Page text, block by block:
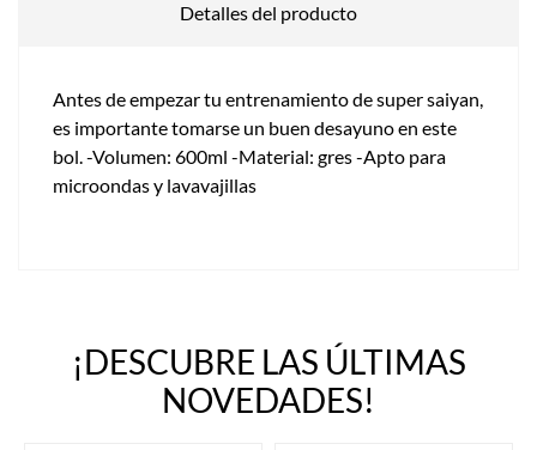
Detalles del producto
Antes de empezar tu entrenamiento de super saiyan,
es importante tomarse un buen desayuno en este
bol. -Volumen: 600ml -Material: gres -Apto para
microondas y lavavajillas
¡DESCUBRE LAS ÚLTIMAS
NOVEDADES!